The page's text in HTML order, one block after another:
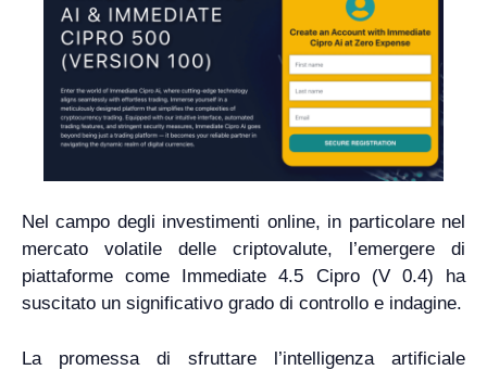
Nel campo degli investimenti online, in particolare nel
mercato volatile delle criptovalute, l’emergere di
piattaforme come Immediate 4.5 Cipro (V 0.4) ha
suscitato un significativo grado di controllo e indagine.
La promessa di sfruttare l’intelligenza artificiale